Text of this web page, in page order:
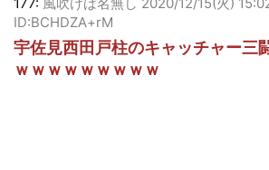
177:風吹けば名無し
2020/12/15(火)
宇佐見西田戸柱のキャッチャー三
ｗｗｗｗｗｗｗｗｗ